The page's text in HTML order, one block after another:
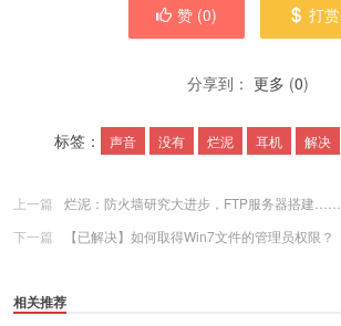
赞 (0) 打赏
分享到： 更多 (0)
标签： 声音 没有 烂泥 耳机 解决
上一篇
烂泥：防火墙研究大进步，FTP服务器搭建……
下一篇
【已解决】如何取得Win7文件的管理员权限？
相关推荐